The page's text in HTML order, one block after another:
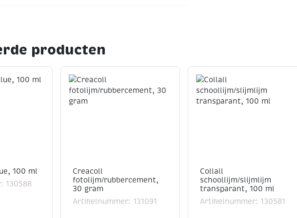
producten
100 ml
130588
Creacoll
fotolijm/rubbercement,
30 gram
Artikelnummer: 131091
Collall
schoollijm/slijmlijm
transparant, 100 ml
Artikelnummer: 130581